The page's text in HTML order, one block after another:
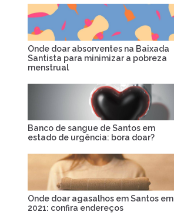
Onde doar absorventes na Baixada
Santista para minimizar a pobreza
menstrual
Banco de sangue de Santos em
estado de urgência: bora doar?
Onde doar agasalhos em Santos em
2021: confira endereços